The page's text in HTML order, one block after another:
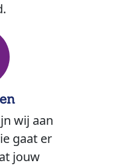
wij aan
gaat er
jouw